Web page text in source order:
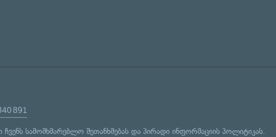
891
ჩვენს სამომხმარებლო შეთანხმებას და პირადი ინფორმაციის პოლიტიკას